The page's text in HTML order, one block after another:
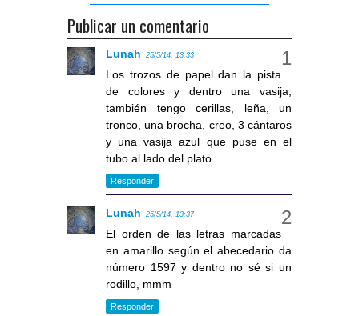
Publicar un comentario
Lunah 25/5/14, 13:33
Los trozos de papel dan la pista
de colores y dentro una vasija,
también tengo cerillas, leña, un
tronco, una brocha, creo, 3 cántaros
y una vasija azul que puse en el
tubo al lado del plato
Responder
Lunah 25/5/14, 13:37
El orden de las letras marcadas
en amarillo según el abecedario da
número 1597 y dentro no sé si un
rodillo, mmm
Responder